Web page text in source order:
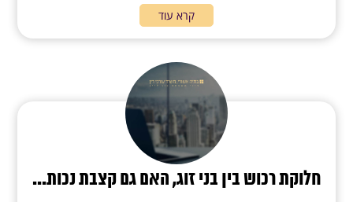
קרא עוד
חלוקת רכוש בין בני זוג, האם גם קצבת נכות...